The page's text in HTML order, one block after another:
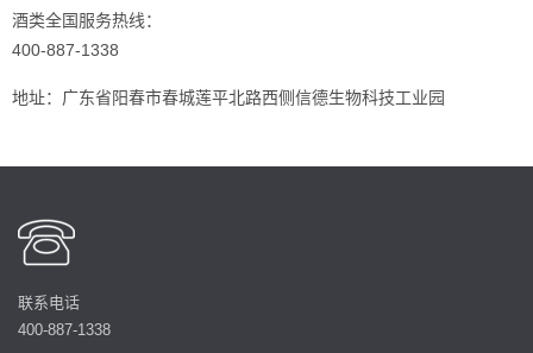
酒类全国服务热线：
400-887-1338
地址：广东省阳春市春城莲平北路西侧信德生物科技工业园
联系电话
400-887-1338